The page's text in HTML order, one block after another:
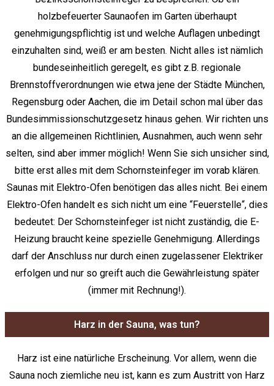
holzbefeuerter Saunaofen im Garten überhaupt
genehmigungspflichtig ist und welche Auflagen unbedingt
einzuhalten sind, weiß er am besten. Nicht alles ist nämlich
bundeseinheitlich geregelt, es gibt z.B. regionale
Brennstoffverordnungen wie etwa jene der Städte München,
Regensburg oder Aachen, die im Detail schon mal über das
Bundesimmissionschutzgesetz hinaus gehen. Wir richten uns
an die allgemeinen Richtlinien, Ausnahmen, auch wenn sehr
selten, sind aber immer möglich! Wenn Sie sich unsicher sind,
bitte erst alles mit dem Schornsteinfeger im vorab klären.
Saunas mit Elektro-Ofen benötigen das alles nicht. Bei einem
Elektro-Ofen handelt es sich nicht um eine “Feuerstelle“, dies
bedeutet: Der Schornsteinfeger ist nicht zuständig, die E-
Heizung braucht keine spezielle Genehmigung. Allerdings
darf der Anschluss nur durch einen zugelassener Elektriker
erfolgen und nur so greift auch die Gewährleistung später
(immer mit Rechnung!).
Harz in der Sauna, was tun?
Harz ist eine natürliche Erscheinung. Vor allem, wenn die
Sauna noch ziemliche neu ist, kann es zum Austritt von Harz